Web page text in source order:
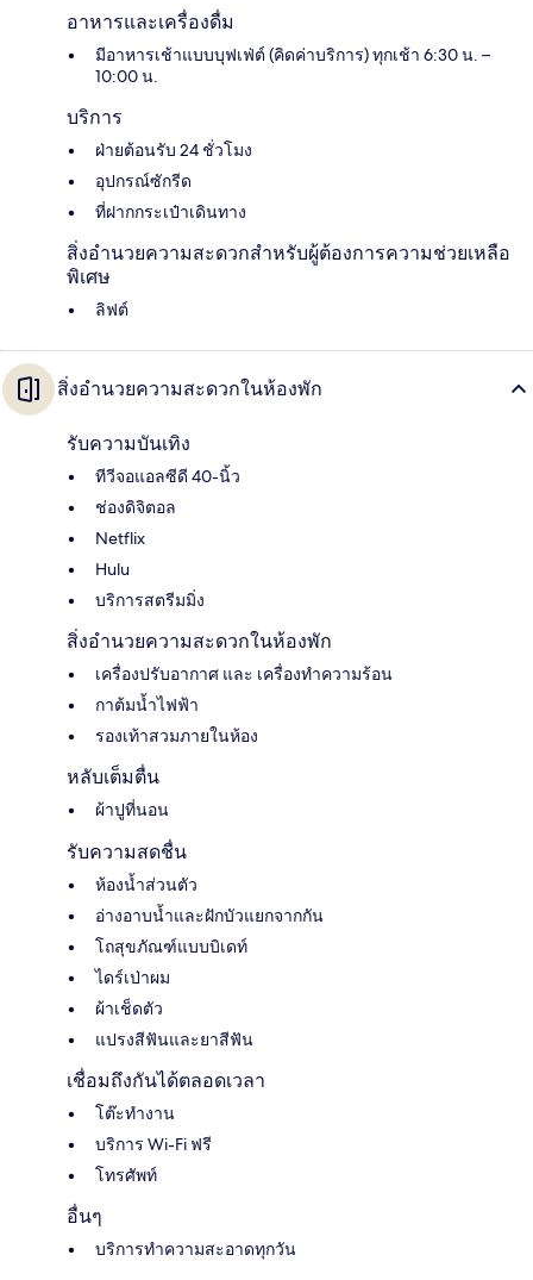
อาหารและเครื่องดื่ม
มีอาหารเช้าแบบบุฟเฟ่ต์ (คิดค่าบริการ) ทุกเช้า 6:30 น. –
10:00 น.
บริการ
ฝ่ายต้อนรับ 24 ชั่วโมง
อุปกรณ์ซักรีด
ที่ฝากกระเป๋าเดินทาง
สิ่งอำนวยความสะดวกสำหรับผู้ต้องการความช่วยเหลือ
พิเศษ
ลิฟต์
สิ่งอำนวยความสะดวกในห้องพัก
รับความบันเทิง
ทีวีจอแอลซีดี 40-นิ้ว
ช่องดิจิตอล
Netflix
Hulu
บริการสตรีมมิ่ง
สิ่งอำนวยความสะดวกในห้องพัก
เครื่องปรับอากาศ และ เครื่องทำความร้อน
กาต้มน้ำไฟฟ้า
รองเท้าสวมภายในห้อง
หลับเต็มตื่น
ผ้าปูที่นอน
รับความสดชื่น
ห้องน้ำส่วนตัว
อ่างอาบน้ำและฝักบัวแยกจากกัน
โถสุขภัณฑ์แบบบิเดท์
ไดร์เป่าผม
ผ้าเช็ดตัว
แปรงสีฟันและยาสีฟัน
เชื่อมถึงกันได้ตลอดเวลา
โต๊ะทำงาน
บริการ Wi-Fi ฟรี
โทรศัพท์
อื่นๆ
บริการทำความสะอาดทุกวัน